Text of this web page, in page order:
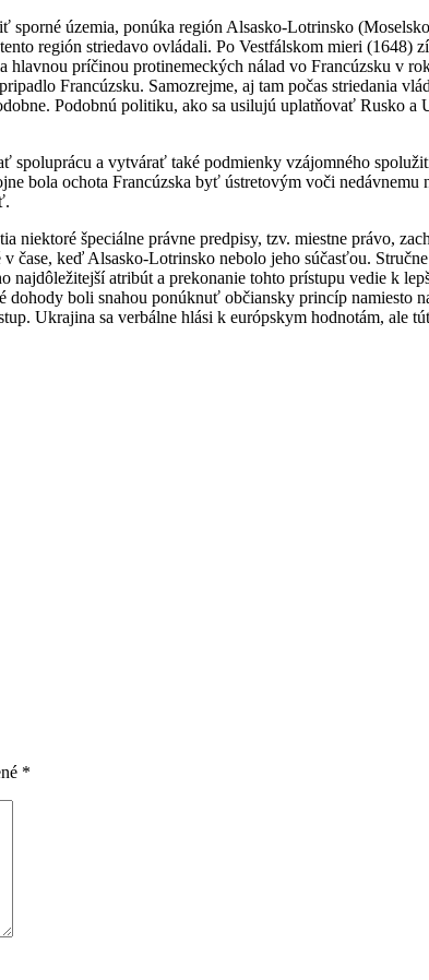
územia, ponúka región Alsasko-Lotrinsko
región striedavo ovládali. Po Vestfálskom mieri (1648)
príčinou protinemeckých nálad vo Francúzsku v
Francúzsku. Samozrejme, aj tam počas striedania
Podobnú politiku, ako sa usilujú uplatňovať Rusko
a vytvárať také podmienky vzájomného
bola ochota Francúzska byť ústretovým voči
niektoré špeciálne právne predpisy, tzv. miestne právo,
čase, keď Alsasko-Lotrinsko nebolo jeho súčasťou.
najdôležitejší atribút a prekonanie tohto prístupu vedie k
boli snahou ponúknuť občiansky princíp namiesto
Ukrajina sa verbálne hlási k európskym hodnotám, ale
*